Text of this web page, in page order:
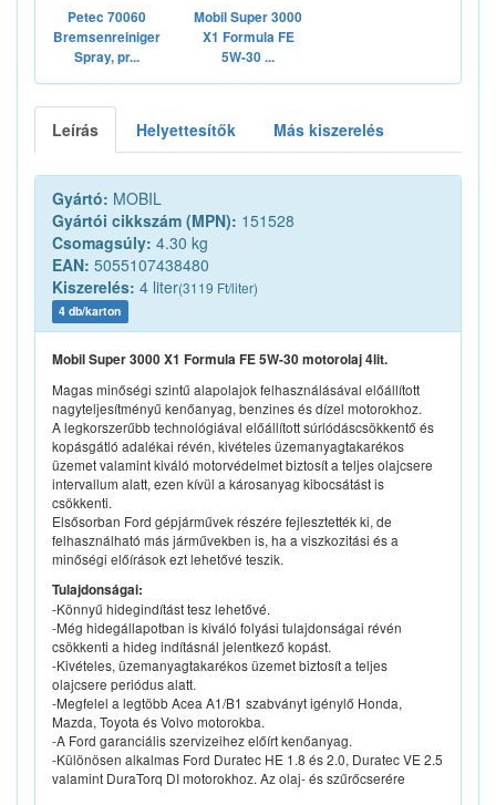
Petec 70060
Bremsenreiniger
Spray, pr...
Mobil Super 3000
X1 Formula FE
5W-30 ...
Leírás Helyettesítők Más kiszerelés
Gyártó: MOBIL
Gyártói cikkszám (MPN): 151528
Csomagsúly: 4.30 kg
EAN: 5055107438480
Kiszerelés: 4 liter(3119 Ft/liter)
4 db/karton
Mobil Super 3000 X1 Formula FE 5W-30 motorolaj 4lit.
Magas minőségi szintű alapolajok felhasználásával előállított
nagyteljesítményű kenőanyag, benzines és dízel motorokhoz.
A legkorszerűbb technológiával előállított súrlódáscsökkentő és
kopásgátló adalékai révén, kivételes üzemanyagtakarékos
üzemet valamint kiváló motorvédelmet biztosít a teljes olajcsere
intervallum alatt, ezen kívül a károsanyag kibocsátást is
csökkenti.
Elsősorban Ford gépjárművek részére fejlesztették ki, de
felhasználható más járművekben is, ha a viszkozitási és a
minőségi előírások ezt lehetővé teszik.
Tulajdonságai:
-Könnyű hidegindítást tesz lehetővé.
-Még hidegállapotban is kiváló folyási tulajdonságai révén
csökkenti a hideg indításnál jelentkező kopást.
-Kivételes, üzemanyagtakarékos üzemet biztosít a teljes
olajcsere periódus alatt.
-Megfelel a legtöbb Acea A1/B1 szabványt igénylő Honda,
Mazda, Toyota és Volvo motorokba.
-A Ford garanciális szervizeihez előírt kenőanyag.
-Különösen alkalmas Ford Duratec HE 1.8 és 2.0, Duratec VE 2.5
valamint DuraTorq DI motorokhoz. Az olaj- és szűrőcserére